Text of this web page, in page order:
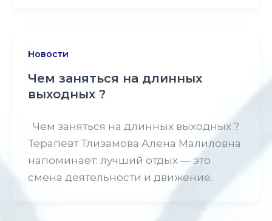
Новости
Чем заняться на длинных
выходных ?
Чем заняться на длинных выходных ?
Терапевт Тлизамова Алена Малиловна
напоминает: лучший отдых — это
смена деятельности и движение.